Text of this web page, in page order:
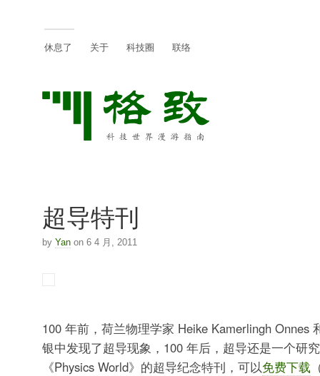
休息了 关于 科技圈 联络
超导特刊
by Yanon 6 4 月, 2011
100 年前，荷兰物理学家 Heike Kamerlingh Onnes
银中发现了超导现象，100 年后，超导还是一个研
《Physics World》的超导纪念特刊，可以免费下载